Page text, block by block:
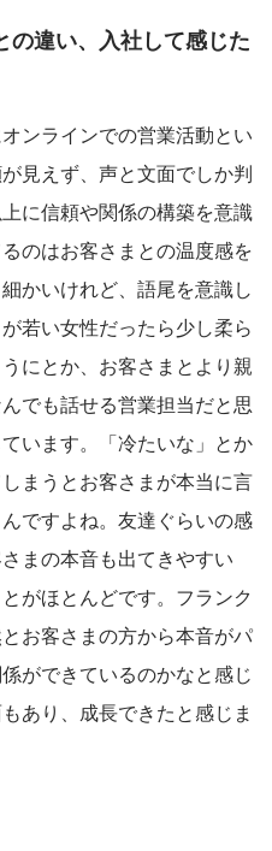
の違い、入社して感じた
ンラインでの営業活動とい
見えず、声と文面でしか判
に信頼や関係の構築を意識
のはお客さまとの温度感を
かいけれど、語尾を意識し
若い女性だったら少し柔ら
にとか、お客さまとより親
でも話せる営業担当だと思
います。「冷たいな」とか
まうとお客さまが本当に言
ですよね。友達ぐらいの感
まの本音も出てきやすい
がほとんどです。フランク
お客さまの方から本音がパ
ができているのかなと感じ
あり、成長できたと感じま